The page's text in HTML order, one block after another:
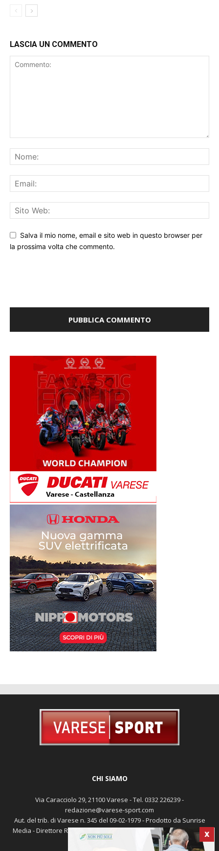
LASCIA UN COMMENTO
Salva il mio nome, email e sito web in questo browser per
la prossima volta che commento.
X
CHI SIAMO
Via Caracciolo 29, 21100 Varese - Tel. 0332 226239 -
redazione@varese-sport.com
Aut. del trib. di Varese n. 345 del 09-02-1979 - Prodotto da Sunrise
Media - Direttore Responsabile: Michele Marocco -Cookie policy
Pubblicità